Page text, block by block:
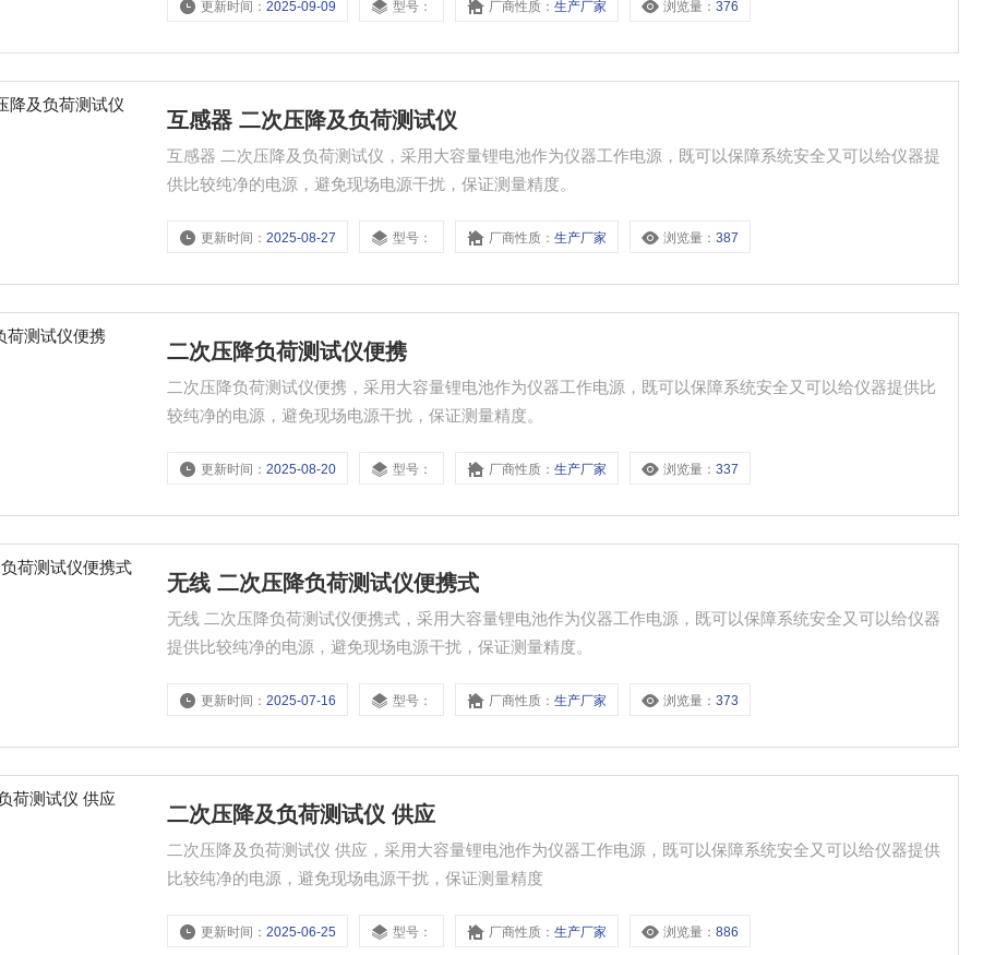
更新时间：2025-09-09 型号： 厂商性质：生产厂家 浏览量：376
互感器 二次压降及负荷测试仪
互感器 二次压降及负荷测试仪，采用大容量锂电池作为仪器工作电源，既可以保障系统安全又可以给仪器提
供比较纯净的电源，避免现场电源干扰，保证测量精度。
更新时间：2025-08-27 型号： 厂商性质：生产厂家 浏览量：387
二次压降负荷测试仪便携
二次压降负荷测试仪便携，采用大容量锂电池作为仪器工作电源，既可以保障系统安全又可以给仪器提供比
较纯净的电源，避免现场电源干扰，保证测量精度。
更新时间：2025-08-20 型号： 厂商性质：生产厂家 浏览量：337
无线 二次压降负荷测试仪便携式
无线 二次压降负荷测试仪便携式，采用大容量锂电池作为仪器工作电源，既可以保障系统安全又可以给仪器
提供比较纯净的电源，避免现场电源干扰，保证测量精度。
更新时间：2025-07-16 型号： 厂商性质：生产厂家 浏览量：373
二次压降及负荷测试仪 供应
二次压降及负荷测试仪 供应，采用大容量锂电池作为仪器工作电源，既可以保障系统安全又可以给仪器提供
比较纯净的电源，避免现场电源干扰，保证测量精度
更新时间：2025-06-25 型号： 厂商性质：生产厂家 浏览量：886